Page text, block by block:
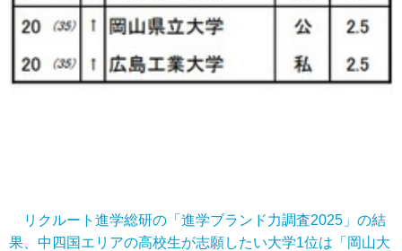
リクルート進学総研の「進学ブランド力調査2025」の結
果、中四国エリアの高校生が志願したい大学1位は「岡山大